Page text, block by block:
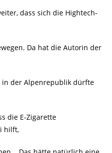
dass sich die Hightech-
Da hat die Autorin der
in der Alpenrepublik dürfte
die E-Zigarette
hilft,